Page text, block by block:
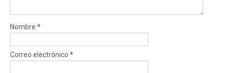
Nombre *
Correo electrónico *